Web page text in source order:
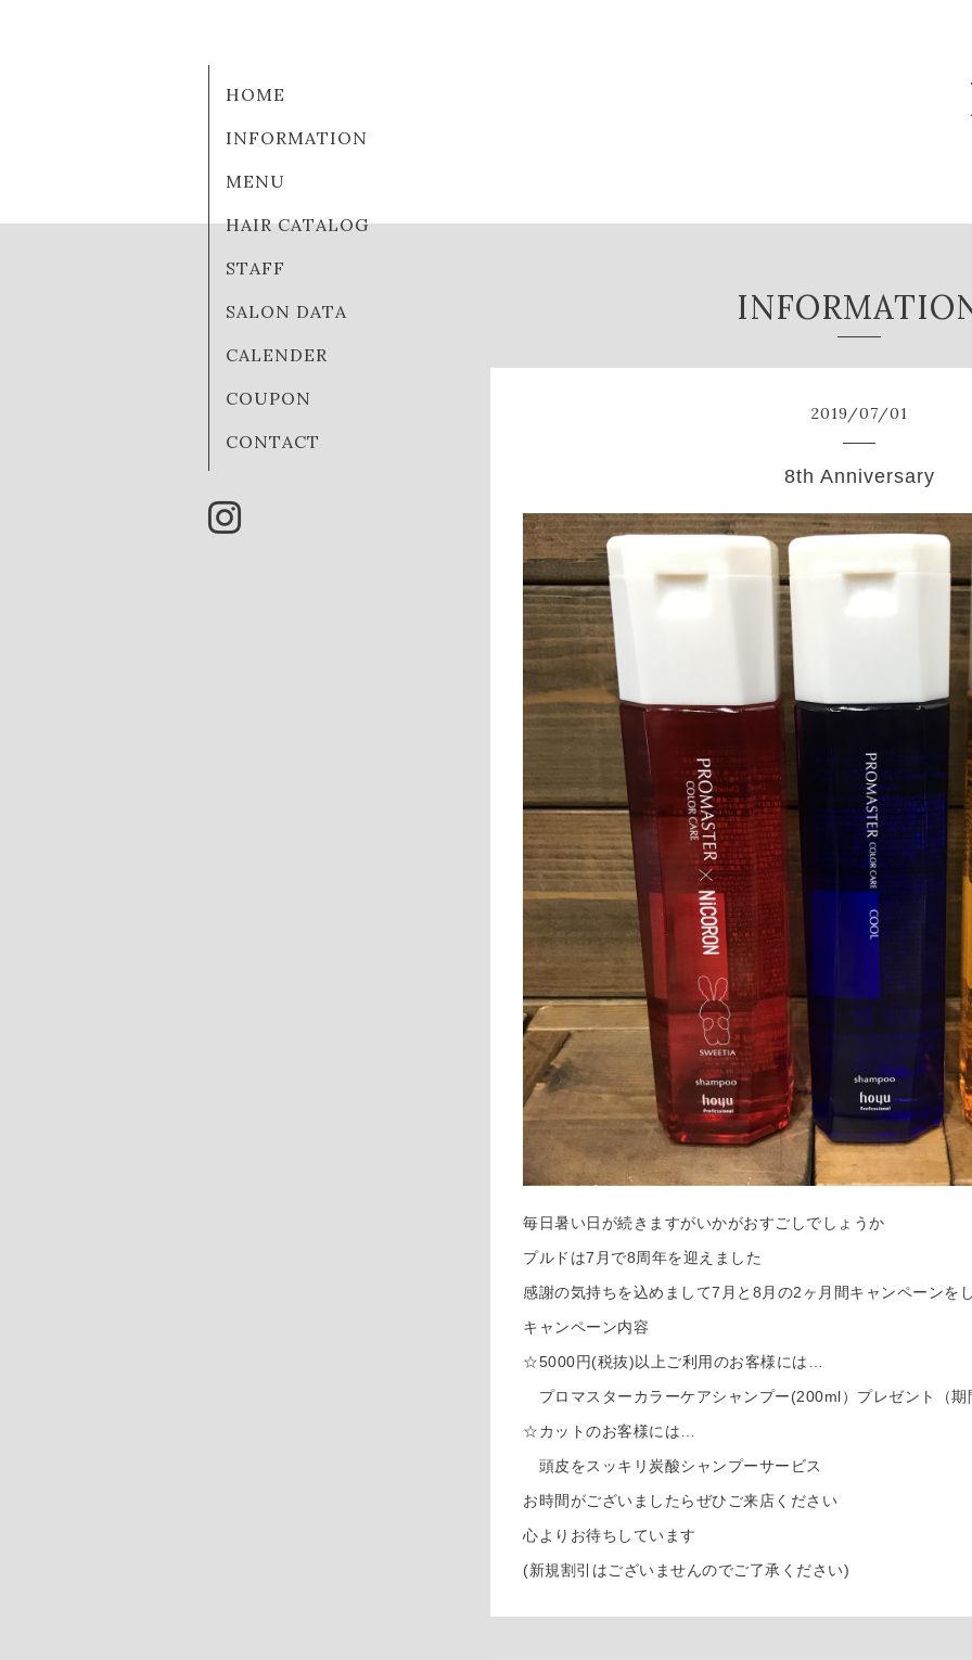
HOME
INFORMATION
MENU
HAIR CATALOG
STAFF
SALON DATA
CALENDER
COUPON
CONTACT
2019/07/01
8th Anniversary
毎日暑い日が続きますがいかがおすごしでしょうか
プルドは7月で8周年を迎えました
感謝の気持ちを込めまして7月と8月の2ヶ月間キャンペーンを
キャンペーン内容
☆5000円(税抜)以上ご利用のお客様には…
プロマスターカラーケアシャンプー(200ml）プレゼント（期
☆カットのお客様には…
頭皮をスッキリ炭酸シャンプーサービス
お時間がございましたらぜひご来店ください
心よりお待ちしています
(新規割引はございませんのでご了承ください)